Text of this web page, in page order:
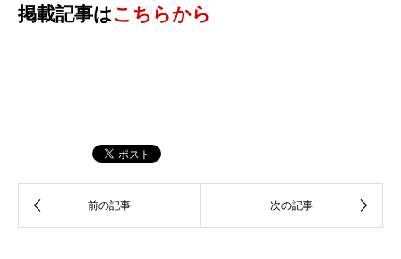
掲載記事はこちらから